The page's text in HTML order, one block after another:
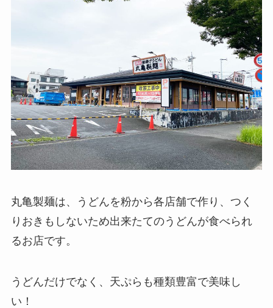
丸亀製麺は、うどんを粉から各店舗で作り、つく
りおきもしないため出来たてのうどんが食べられ
るお店です。
うどんだけでなく、天ぷらも種類豊富で美味し
い！